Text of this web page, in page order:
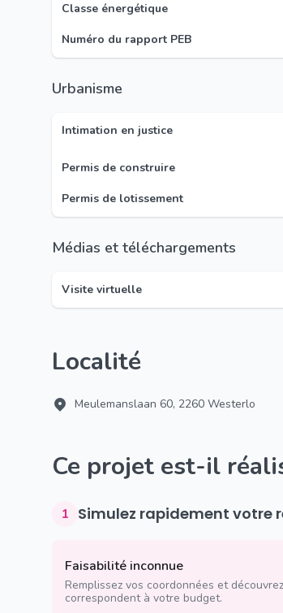
Classe énergétique
Numéro du rapport PEB
Urbanisme
Intimation en justice
Permis de construire
Permis de lotissement
Médias et téléchargements
Visite virtuelle
Localité
Meulemanslaan 60, 2260 Westerlo
Ce projet est-il
1 Simulez rapidement votre
Faisabilité inconnue
Remplissez vos coordonnées et
correspondent à votre budget.